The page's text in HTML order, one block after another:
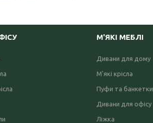
М'ЯКІ МЕБЛІ
Дивани для дому
М'які крісла
Пуфи та банкетки
Дивани для офісу
Ліжка